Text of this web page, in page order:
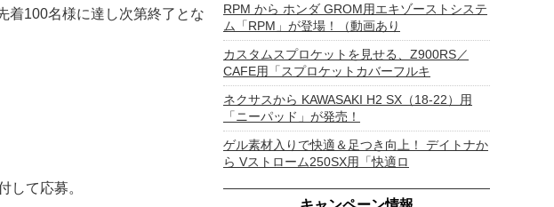
着100名様に達し次第終了とな
して応募。
RPM から ホンダ GROM用エキゾーストシステ
ム「RPM」が登場！（動画あり
カスタムスプロケットを見せる、Z900RS／
CAFE用「スプロケットカバーフルキ
ネクサスから KAWASAKI H2 SX（18-22）用
「ニーパッド」が発売！
ゲル素材入りで快適＆足つき向上！ デイトナか
ら Vストローム250SX用「快適ロ